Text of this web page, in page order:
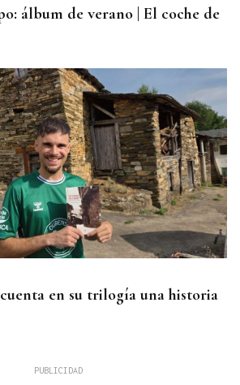
álbum de verano | El coche de
en su trilogía una historia